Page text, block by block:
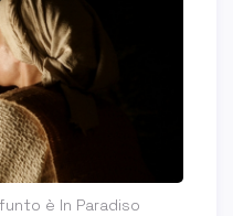
è In Paradiso